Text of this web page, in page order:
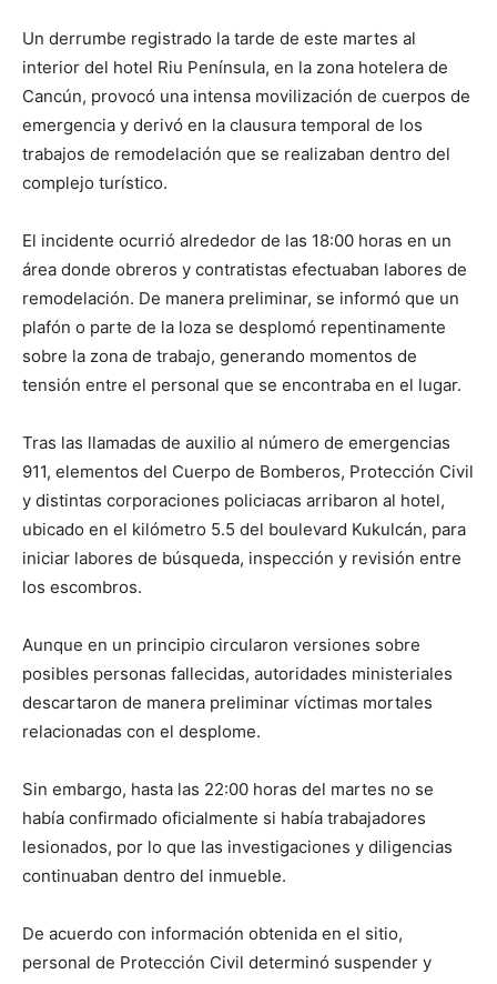
Un derrumbe registrado la tarde de este martes al
interior del hotel Riu Península, en la zona hotelera de
Cancún, provocó una intensa movilización de cuerpos de
emergencia y derivó en la clausura temporal de los
trabajos de remodelación que se realizaban dentro del
complejo turístico.
El incidente ocurrió alrededor de las 18:00 horas en un
área donde obreros y contratistas efectuaban labores de
remodelación. De manera preliminar, se informó que un
plafón o parte de la loza se desplomó repentinamente
sobre la zona de trabajo, generando momentos de
tensión entre el personal que se encontraba en el lugar.
Tras las llamadas de auxilio al número de emergencias
911, elementos del Cuerpo de Bomberos, Protección Civil
y distintas corporaciones policiacas arribaron al hotel,
ubicado en el kilómetro 5.5 del boulevard Kukulcán, para
iniciar labores de búsqueda, inspección y revisión entre
los escombros.
Aunque en un principio circularon versiones sobre
posibles personas fallecidas, autoridades ministeriales
descartaron de manera preliminar víctimas mortales
relacionadas con el desplome.
Sin embargo, hasta las 22:00 horas del martes no se
había confirmado oficialmente si había trabajadores
lesionados, por lo que las investigaciones y diligencias
continuaban dentro del inmueble.
De acuerdo con información obtenida en el sitio,
personal de Protección Civil determinó suspender y